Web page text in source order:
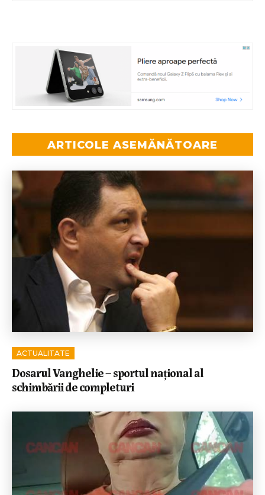
ARTICOLE ASEMĂNĂTOARE
ACTUALITATE
Dosarul Vanghelie – sportul național al
schimbării de completuri